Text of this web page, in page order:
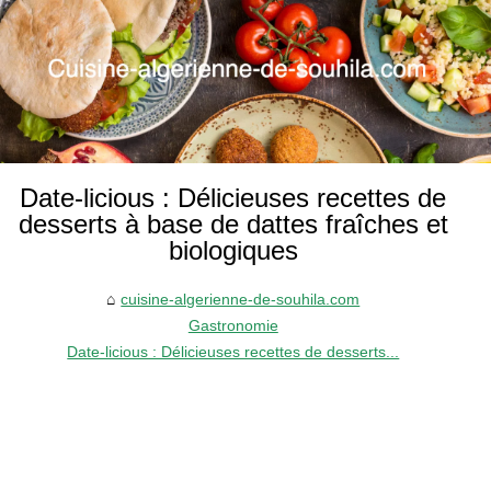
Date-licious : Délicieuses recettes de
desserts à base de dattes fraîches et
biologiques
cuisine-algerienne-de-souhila.com
Gastronomie
Date-licious : Délicieuses recettes de desserts...